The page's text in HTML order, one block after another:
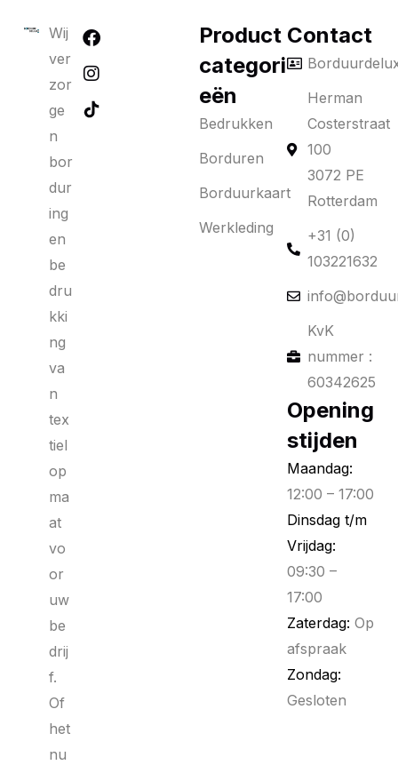
Wij
ver
zor
ge
n
bor
dur
ing
en
be
dru
kki
ng
va
n
tex
tiel
op
ma
at
vo
or
uw
be
drij
f.
Of
het
nu
Product
categori
eën
Bedrukken
Borduren
Borduurkaart
Werkleding
Contact
Herman
Costerstraat
100
3072 PE
Rotterdam
+31 (0)
103221632
KvK
nummer :
60342625
Opening
stijden
Maandag:
12:00 – 17:00
Dinsdag t/m
Vrijdag:
09:30 –
17:00
Zaterdag: Op
afspraak
Zondag:
Gesloten